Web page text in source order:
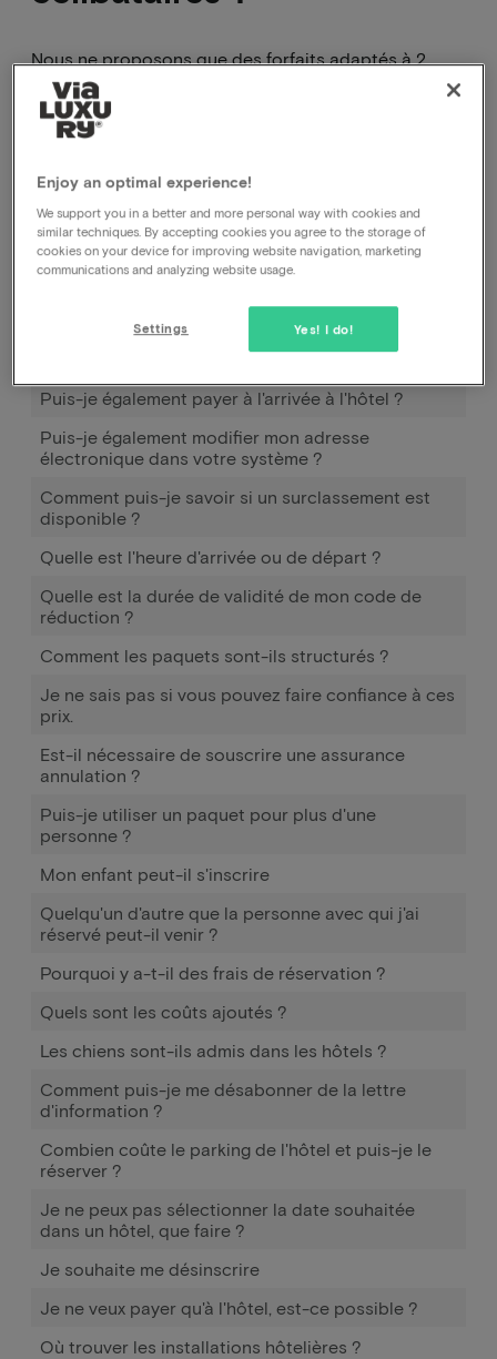
Comment fonctionne Pay later ?
Combien dois-je payer en plus pour emmener mon
Puis-je également payer à l'arrivée à l'hôtel ?
Puis-je également modifier mon adresse
électronique dans votre système ?
Comment puis-je savoir si un surclassement est
disponible ?
Quelle est l'heure d'arrivée ou de départ ?
Quelle est la durée de validité de mon code de
réduction ?
Comment les paquets sont-ils structurés ?
Je ne sais pas si vous pouvez faire confiance à ces
prix.
Est-il nécessaire de souscrire une assurance
annulation ?
Puis-je utiliser un paquet pour plus d'une
personne ?
Mon enfant peut-il s'inscrire
Quelqu'un d'autre que la personne avec qui j'ai
réservé peut-il venir ?
Pourquoi y a-t-il des frais de réservation ?
Quels sont les coûts ajoutés ?
Les chiens sont-ils admis dans les hôtels ?
Comment puis-je me désabonner de la lettre
d'information ?
Combien coûte le parking de l'hôtel et puis-je le
réserver ?
Je ne peux pas sélectionner la date souhaitée
dans un hôtel, que faire ?
Je souhaite me désinscrire
Je ne veux payer qu'à l'hôtel, est-ce possible ?
Où trouver les installations hôtelières ?
Nous ne proposons que des forfaits adaptés à 2
personnes. Cependant, vous pouvez également les
réserver pour vous seul, mais le prix et les conditions
restent les mêmes
Enjoy an optimal experience!
We support you in a better and more personal way with cookies and
similar techniques. By accepting cookies you agree to the storage of
cookies on your device for improving website navigation, marketing
communications and analyzing website usage.
Yes! I do!
Settings